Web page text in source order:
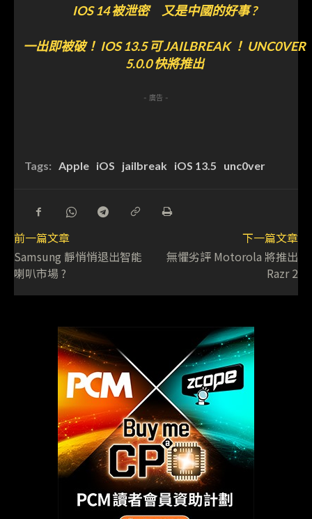
IOS 14 被泄密 又是中國的好事 ?
一出即被破！ IOS 13.5 可 JAILBREAK ！ UNC0VER
5.0.0 快將推出
- 廣告 -
Tags: Apple iOS jailbreak iOS 13.5 unc0ver
前一篇文章
Samsung 靜悄悄退出智能
喇叭市場 ?
下一篇文章
無懼劣評 Motorola 將推出
Razr 2